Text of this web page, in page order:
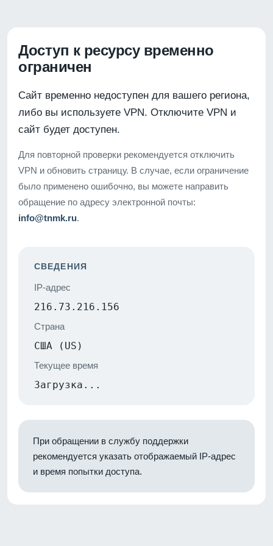
Доступ к ресурсу временно
ограничен
Сайт временно недоступен для вашего региона,
либо вы используете VPN. Отключите VPN и
сайт будет доступен.
Для повторной проверки рекомендуется отключить
VPN и обновить страницу. В случае, если ограничение
было применено ошибочно, вы можете направить
обращение по адресу электронной почты:
info@tnmk.ru.
СВЕДЕНИЯ
IP-адрес
216.73.216.156
Страна
США (US)
Текущее время
Загрузка...
При обращении в службу поддержки
рекомендуется указать отображаемый IP-адрес
и время попытки доступа.